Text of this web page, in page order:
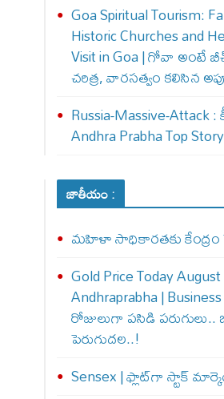
Goa Spiritual Tourism:
Historic Churches and
Visit in Goa | గోవా అంటే
చరిత్ర, వారసత్వం కలిసిన
Russia-Massive-Attack :
Andhra Prabha Top Story
జాతీయం :
మహిళా సాధికారతకు కేంద్రం
Gold Price Today
Andhraprabha |
రోజులుగా పసిడి
పెరుగుద‌ల‌..!
Sensex | ఫ్లాట్‌గా స్టాక్